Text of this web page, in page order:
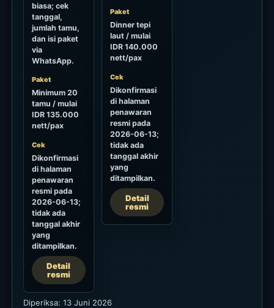
biasa; cek
tanggal,
jumlah tamu,
dan isi paket
via
WhatsApp.
Paket
Minimum 20
tamu / mulai
IDR 135.000
nett/pax
Cek
Dikonfirmasi
di halaman
penawaran
resmi pada
2026-06-13;
tidak ada
tanggal akhir
yang
ditampilkan.
Detail
resmi
Paket
Dinner tepi
laut / mulai
IDR 140.000
nett/pax
Cek
Dikonfirmasi
di halaman
penawaran
resmi pada
2026-06-13;
tidak ada
tanggal akhir
yang
ditampilkan.
Detail
resmi
Diperiksa: 13 Juni 2026